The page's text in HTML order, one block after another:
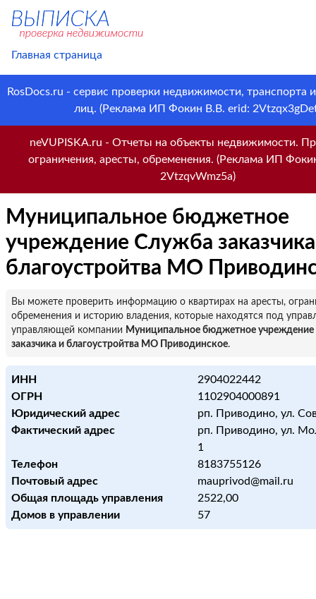
Главная страница
RosDocs.ru - сервис проверки недвижимости, транспорта
лиц. (Реклама ИП Фокин В.В. erid:
neVUPISKA.ru - Отчеты на объекты недвижимости.
ограничения, аресты, обременения. (Реклама ИП
2VtzqvWmz5a)
Муниципальное бюджетное
учреждение Служба
благоустройтва МО
Вы можете проверить информацию о квартирах на аресты,
обременения и историю владения, которые находятся под
управляющей компании Муниципальное бюджетное
заказчика и благоустройтва МО Приводинское.
ИНН
2904022442
ОГРН
1102904000891
Юридический адрес
рп. Приводино, ул.
Фактический адрес
рп. Приводино, ул.
1
Телефон
8183755126
Почтовый адрес
mauprivod@mail.ru
Общая площадь управления
2522,00
Домов в управлении
57